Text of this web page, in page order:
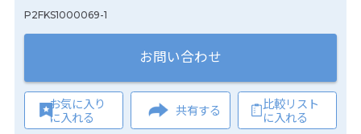
P2FKS1000069-1
お問い合わせ
お気に入り
に入れる
共有する
比較リスト
に入れる